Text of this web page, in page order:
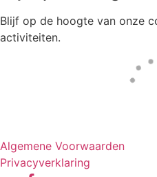
Blijf op de hoogte van onze
activiteiten.
Algemene Voorwaarden
Privacyverklaring